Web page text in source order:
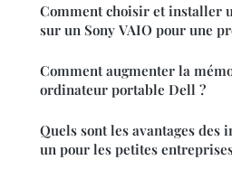
Comment choisir et installer
sur un Sony VAIO pour une
Comment augmenter la
ordinateur portable Dell ?
Quels sont les avantages
un pour les petites